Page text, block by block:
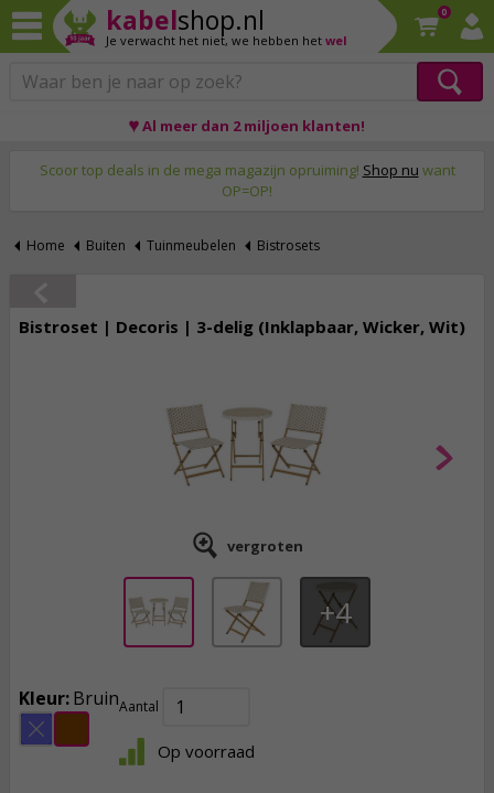
kabelshop.nl
Je verwacht het niet, we hebben het wel
0
♥ Al meer dan 2 miljoen klanten!
Scoor top deals in de mega magazijn opruiming! Shop nu want
OP=OP!
Home Buiten Tuinmeubelen Bistrosets
Bistroset | Decoris | 3-delig (Inklapbaar, Wicker, Wit)
vergroten
4
Kleur:BruinAantal
Op voorraad